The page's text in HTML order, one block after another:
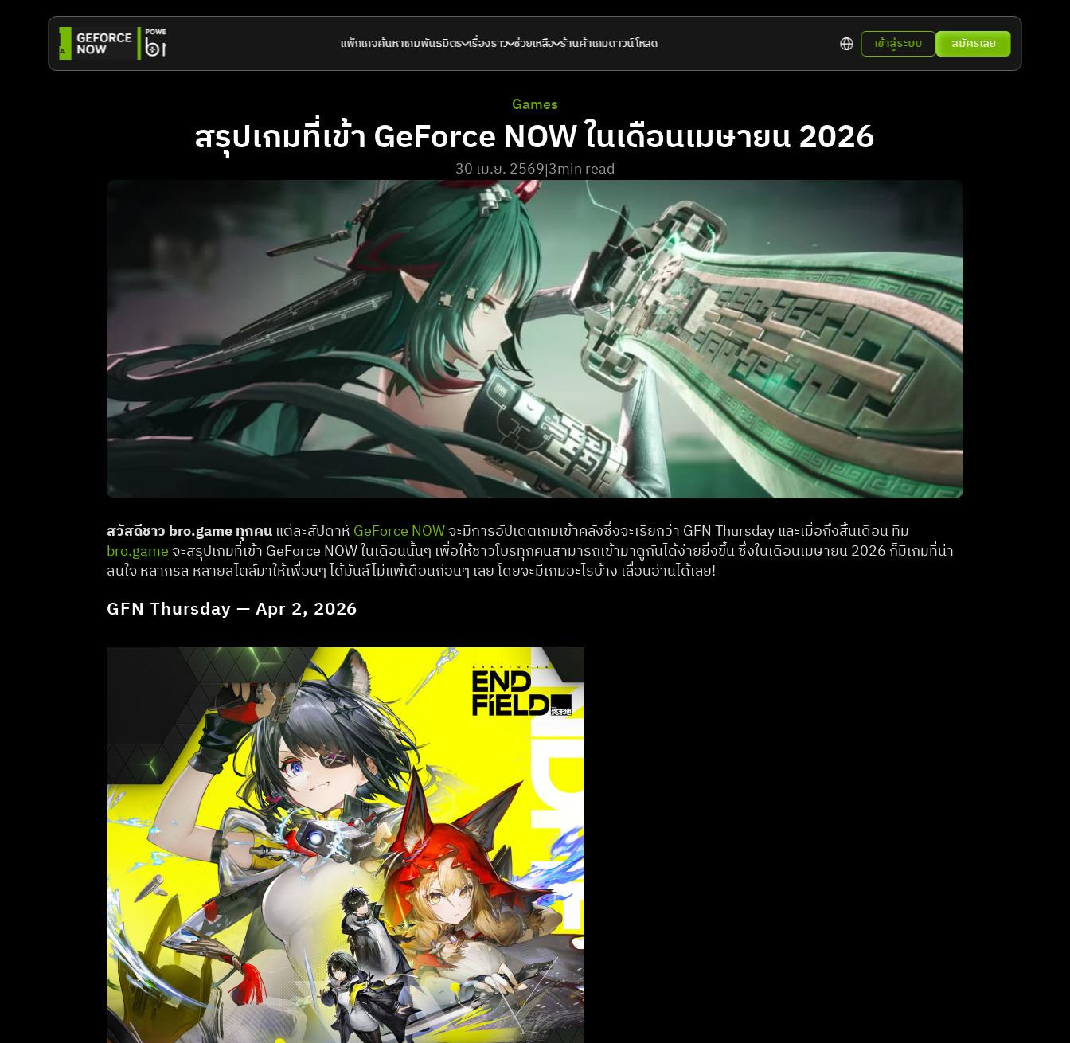
แพ็กเกจค้นหาเกมพันธมิตร เรื่องราว ช่วยเหลือ ร้านค้าเกมดาวน์โหลด เข้าสู่ระบบ สมัครเลย
Select Language
Games
สรุปเกมที่เข้า GeForce NOW ในเดือนเมษายน 2026
30 เม.ย. 2569|3min read
สวัสดีชาว bro.game ทุกคน แต่ละสัปดาห์ GeForce NOW
bro.game จะสรุปเกมที่เข้า GeForce NOW ในเดือนนั้นๆ เพื่อให้ชาวโบรทุกคนสามารถเข้ามาดูกันได้ง่ายยิ่งขึ้น ซึ่งในเดือนเมษายน 2026 ก็มีเกมที่น่า
สนใจ หลากรส หลายสไตล์มาให้เพื่อนๆ ได้มันส์ไม่แพ้เดือนก่อนๆ เลย โดยจะมีเกมอะไรบ้าง เลื่อนอ่านได้เลย!
GFN Thursday — Apr 2, 2026